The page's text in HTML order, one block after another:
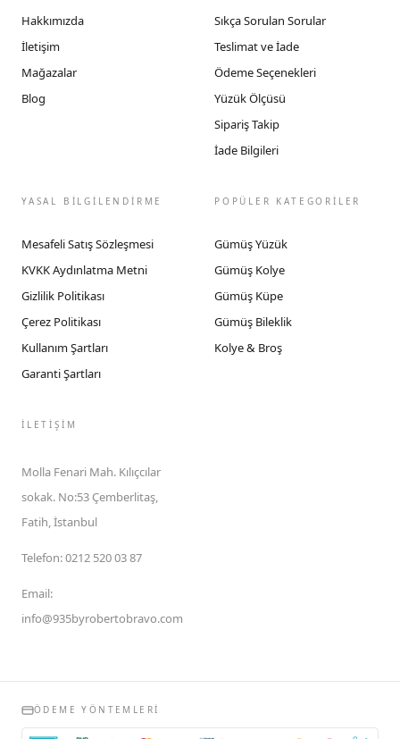
Hakkımızda
İletişim
Mağazalar
Blog
Sıkça Sorulan Sorular
Teslimat ve İade
Ödeme Seçenekleri
Yüzük Ölçüsü
Sipariş Takip
İade Bilgileri
YASAL BİLGİLENDİRME
Mesafeli Satış Sözleşmesi
KVKK Aydınlatma Metni
Gizlilik Politikası
Çerez Politikası
Kullanım Şartları
Garanti Şartları
POPÜLER KATEGORİLER
Gümüş Yüzük
Gümüş Kolye
Gümüş Küpe
Gümüş Bileklik
Kolye & Broş
İLETIŞIM
Molla Fenari Mah. Kılıçcılar
sokak. No:53 Çemberlitaş,
Fatih, İstanbul
Telefon:0212 520 03 87
Email:
info@935byrobertobravo.com
ÖDEME YÖNTEMLERI